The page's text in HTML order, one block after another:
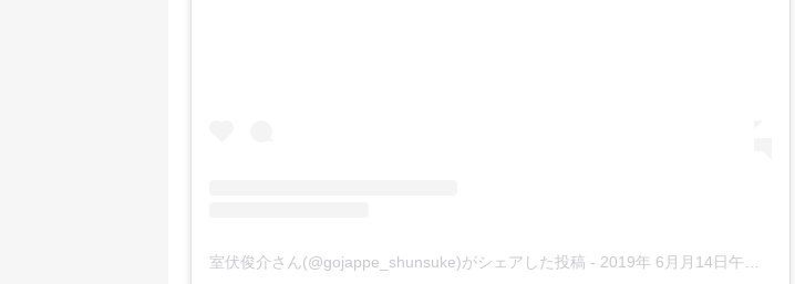
室伏俊介さん(@gojappe_shunsuke)がシェアした投稿 - 2019年 6月月14日午後8時59分PDT